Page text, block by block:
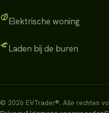
Elektrische woning
Laden bij de buren
© 2026 EVTrader®. Alle rechten